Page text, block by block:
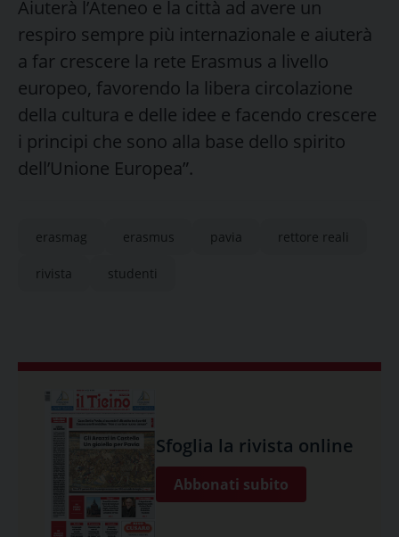
Aiuterà l’Ateneo e la città ad avere un
respiro sempre più internazionale e aiuterà
a far crescere la rete Erasmus a livello
europeo, favorendo la libera circolazione
della cultura e delle idee e facendo crescere
i principi che sono alla base dello spirito
dell’Unione Europea”.
erasmag erasmus pavia rettore reali
rivista studenti
Sfoglia la rivista online
Abbonati subito